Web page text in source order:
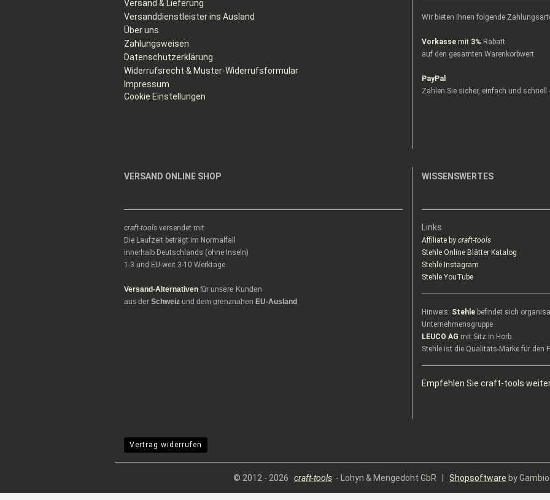
Versand & Lieferung
Versanddienstleister ins Ausland
Über uns
Zahlungsweisen
Datenschutzerklärung
Widerrufsrecht & Muster-Widerrufsformular
Impressum
Cookie Einstellungen
Wir bieten Ihnen folgende
Vorkasse mit 3% Rabatt
auf den gesamten Warenkorbwert
PayPal
Zahlen Sie sicher, einfach und schnell
VERSAND ONLINE SHOP
craft-tools versendet mit
Die Laufzeit beträgt im Normalfall
innerhalb Deutschlands (ohne Inseln)
1-3 und EU-weit 3-10 Werktage.
Versand-Alternativen für unsere Kunden
aus der Schweiz und dem grenznahen EU-Ausland
WISSENSWERTES
Links
Affiliate by craft-tools
Stehle Online Blätter Katalog
Stehle Instagram
Stehle YouTube
Hinweis: Stehle befindet sich
Unternehmensgruppe
LEUCO AG mit Sitz in Horb.
Stehle ist die Qualitäts-Marke für den
Empfehlen Sie craft-tools
Vertrag widerrufen
© 2012 - 2026 craft-tools - Lohyn & Mengedoht GbR | Shopsoftware by